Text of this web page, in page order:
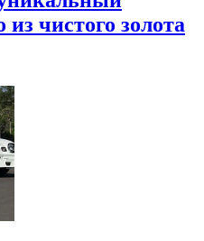
из чистого золота